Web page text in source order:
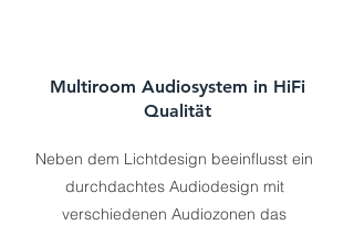
Multiroom Audiosystem in HiFi
Qualität
Neben dem Lichtdesign beeinflusst ein
durchdachtes Audiodesign mit
verschiedenen Audiozonen das